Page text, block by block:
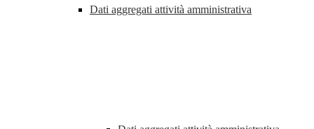
Dati aggregati attività amministrativa